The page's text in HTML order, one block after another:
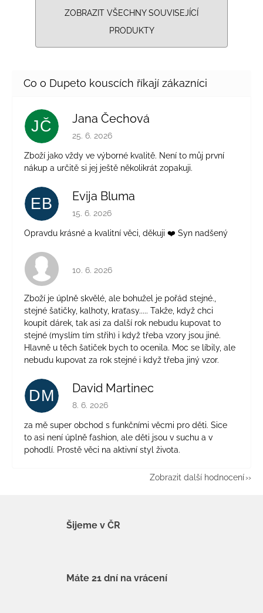
ZOBRAZIT VŠECHNY SOUVISEJÍCÍ
PRODUKTY
JČ Jana Čechová
Hodnocení obchodu je 5 z 5 hvězdiček.
25. 6. 2026
Zboží jako vždy ve výborné kvalitě. Není to můj první
nákup a určitě si jej ještě několikrát zopakuji.
EB Evija Bluma
Hodnocení obchodu je 5 z 5 hvězdiček.
15. 6. 2026
Opravdu krásné a kvalitní věci, děkuji ❤️ Syn nadšený
Hodnocení obchodu je 4 z 5 hvězdiček.
10. 6. 2026
Zboží je úplně skvělé, ale bohužel je pořád stejné.,
stejné šatičky, kalhoty, kraťasy..... Takže, když chci
koupit dárek, tak asi za další rok nebudu kupovat to
stejné (myslím tím střih) i když třeba vzory jsou jiné.
Hlavně u těch šatiček bych to ocenila. Moc se líbily, ale
nebudu kupovat za rok stejné i když třeba jiný vzor.
DM David Martinec
Hodnocení obchodu je 5 z 5 hvězdiček.
8. 6. 2026
za mě super obchod s funkčními věcmi pro děti. Sice
to asi není úplně fashion, ale děti jsou v suchu a v
pohodlí. Prostě věci na aktivní styl života.
Zobrazit další hodnocení
Šijeme v ČR
Máte 21 dní na vrácení